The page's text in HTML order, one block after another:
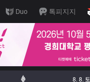
Duo 톡피지지
8. 8. 토